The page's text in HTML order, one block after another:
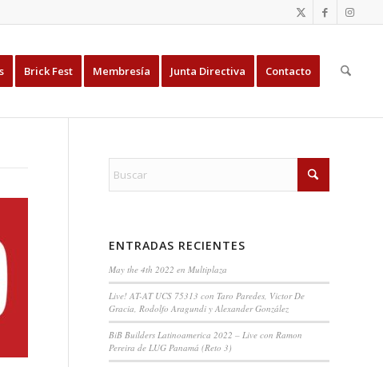
Brick Fest Membresía Junta Directiva Contacto
ENTRADAS RECIENTES
May the 4th 2022 en Multiplaza
Live! AT-AT UCS 75313 con Taro Paredes, Victor De
Gracia, Rodolfo Aragundi y Alexander González
BiB Builders Latinoamerica 2022 – Live con Ramon
Pereira de LUG Panamá (Reto 3)